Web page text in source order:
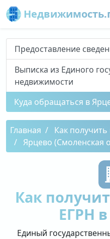
Предоставление
Выписка из Единого
недвижимости
Куда обращаться в
Главная
Как
Ярцево (Смоленская
Как
ЕГРН
Единый